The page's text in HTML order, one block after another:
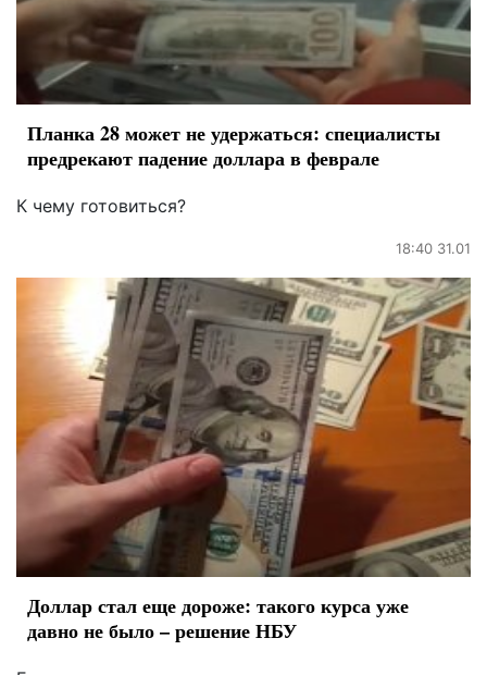
Планка 28 может не удержаться: специалисты
предрекают падение доллара в феврале
К чему готовиться?
18:40 31.01
Доллар стал еще дороже: такого курса уже
давно не было – решение НБУ